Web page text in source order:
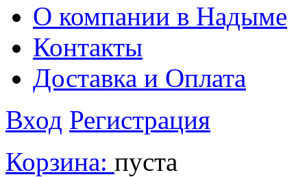
О компании в Надыме
Контакты
Доставка и Оплата
Вход Регистрация
Корзина: пуста